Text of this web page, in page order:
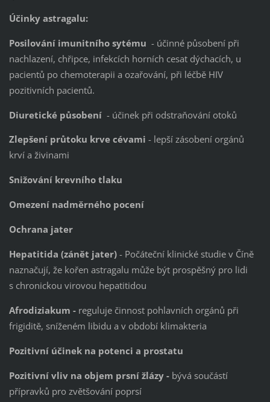
Účinky astragalu:
Posilování imunitního sytému - účinné působení při
nachlazení, chřipce, infekcích horních cesat dýchacích, u
pacientů po chemoterapii a ozařování, při léčbě HIV
pozitivních pacientů.
Diuretické působení- účinek při odstraňování otoků
Zlepšení průtoku krve cévami - lepší zásobení orgánů
krví a živinami
Snižování krevního tlaku
Omezení nadměrného pocení
Ochrana jater
Hepatitida (zánět jater)- Počáteční klinické studie v Číně
naznačují, že kořen astragalu může být prospěšný pro lidi
s chronickou virovou hepatitidou
Afrodiziakum - reguluje činnost pohlavních orgánů při
frigiditě, sníženém libidu a v období klimakteria
Pozitivní účinek na potenci a prostatu
Pozitivní vliv na objem prsní žlázy - bývá součástí
přípravků pro zvětšování poprsí